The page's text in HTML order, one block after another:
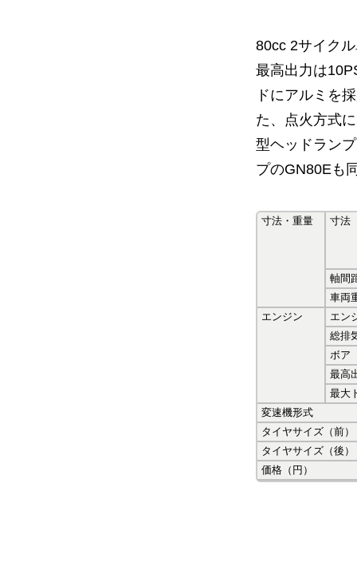
80cc 2サイク
最高出力は
ドにアルミを
た、点火方式
型ヘッドラン
プのGN80Eも
寸法・重量 寸法
軸間
車両
エンジン
エン
総排
ボア
最高
最大
変速機形式
タイヤサイズ（前）
タイヤサイズ（後）
価格（円）